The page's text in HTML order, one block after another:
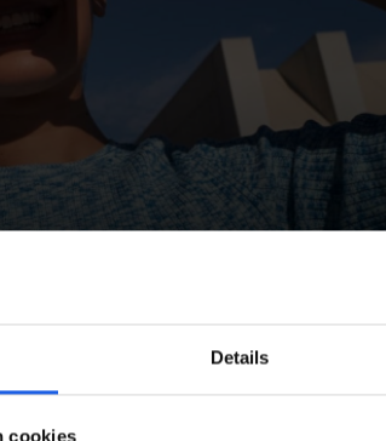
Details
cookies